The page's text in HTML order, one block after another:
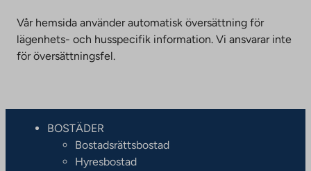
Vår hemsida använder automatisk översättning för
lägenhets- och husspecifik information. Vi ansvarar inte
för översättningsfel.
BOSTÄDER
Bostadsrättsbostad
Hyresbostad